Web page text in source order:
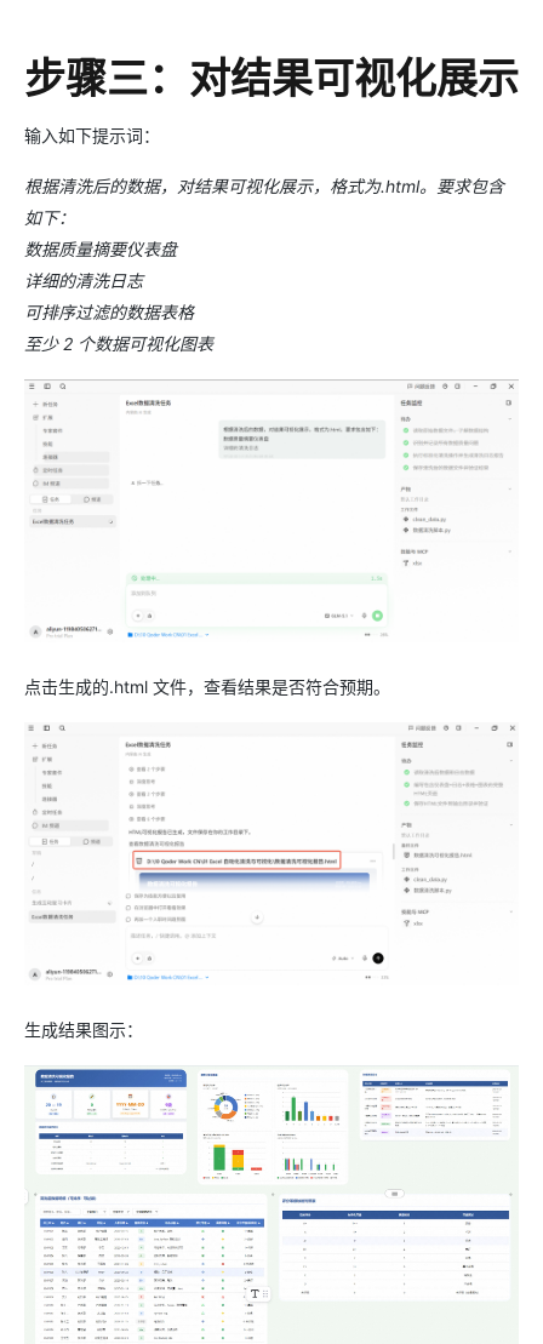
步骤三：对结果可视化展示
输入如下提示词：
根据清洗后的数据，对结果可视化展示，格式为.html。要求包含
如下：
数据质量摘要仪表盘
详细的清洗日志
可排序过滤的数据表格
至少 2 个数据可视化图表
点击生成的.html 文件，查看结果是否符合预期。
生成结果图示：